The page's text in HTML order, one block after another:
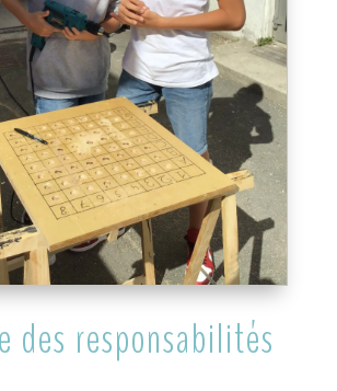
des responsabilités